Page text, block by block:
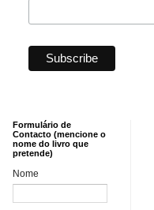
Formulário de
Contacto (mencione o
nome do livro que
pretende)
Nome